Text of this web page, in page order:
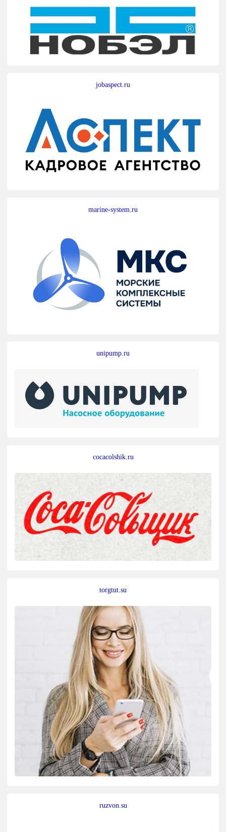
jobaspect.ru
marine-system.ru
unipump.ru
cocacolshik.ru
torgtut.su
ruzvon.su